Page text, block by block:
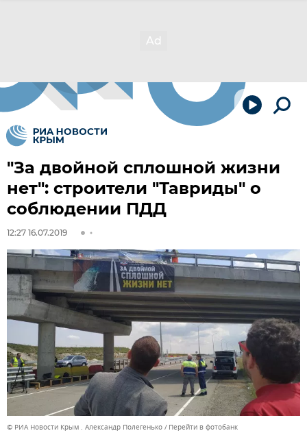
"За двойной сплошной жизни
нет": строители "Тавриды" о
соблюдении ПДД
12:27 16.07.2019
© РИА Новости Крым . Александр Полегенько Перейти в фотобанк